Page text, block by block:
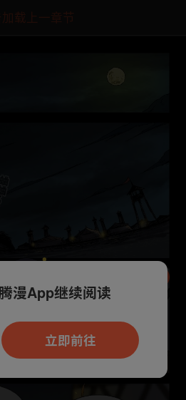
载上一章节
阅读，可打开App新用
户7天免费看
漫App继续阅读
立即前往